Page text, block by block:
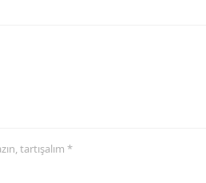
tartışalım *